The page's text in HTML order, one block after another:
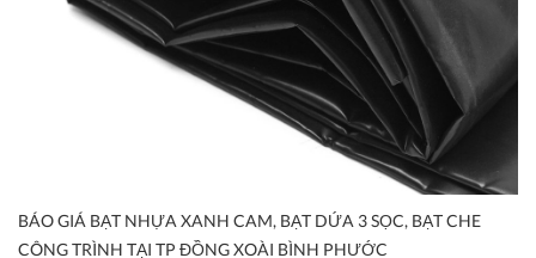
BÁO GIÁ BẠT NHỰA XANH CAM, BẠT DỨA 3 SỌC, BẠT CHE
CÔNG TRÌNH TẠI TP ĐỒNG XOÀI BÌNH PHƯỚC